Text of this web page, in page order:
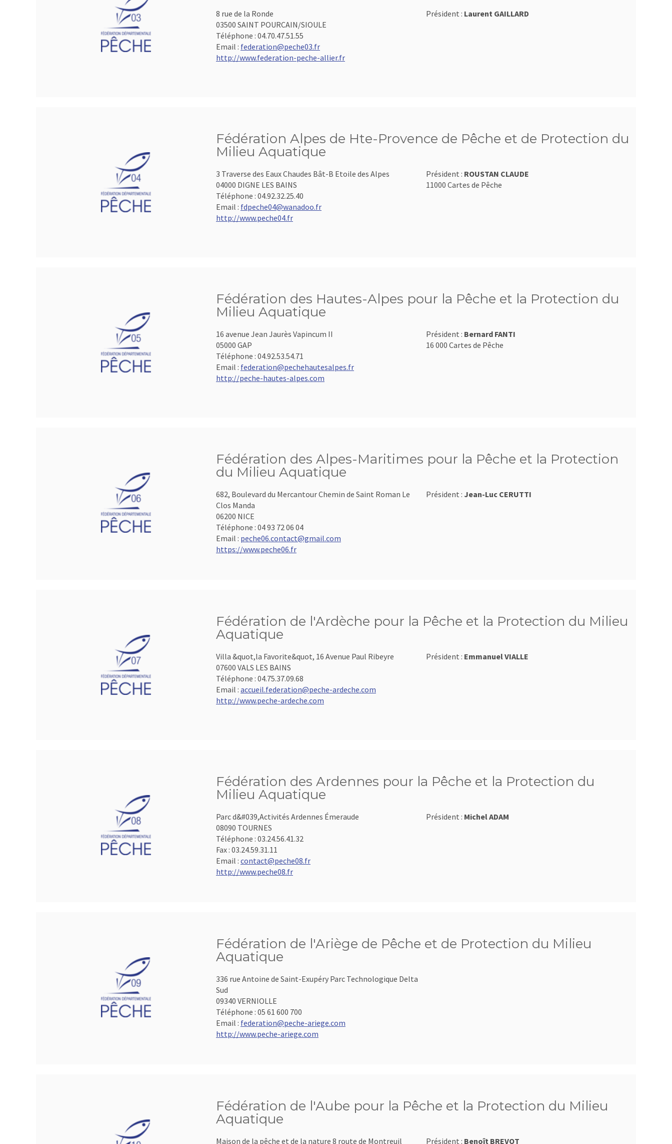
8 rue de la Ronde
03500 SAINT POURCAIN/SIOULE
Téléphone : 04.70.47.51.55
Email : federation@peche03.fr
http://www.federation-peche-allier.fr
Président : Laurent GAILLARD
Fédération Alpes de Hte-Provence de Pêche et de Protection du
Milieu Aquatique
3 Traverse des Eaux Chaudes Bât-B Etoile des Alpes
04000 DIGNE LES BAINS
Téléphone : 04.92.32.25.40
Email : fdpeche04@wanadoo.fr
http://www.peche04.fr
Président : ROUSTAN CLAUDE
11000 Cartes de Pêche
Fédération des Hautes-Alpes pour la Pêche et la Protection du
Milieu Aquatique
16 avenue Jean Jaurès Vapincum II
05000 GAP
Téléphone : 04.92.53.54.71
Email : federation@pechehautesalpes.fr
http://peche-hautes-alpes.com
Président : Bernard FANTI
16 000 Cartes de Pêche
Fédération des Alpes-Maritimes pour la Pêche et la Protection
du Milieu Aquatique
682, Boulevard du Mercantour Chemin de Saint Roman Le
Clos Manda
06200 NICE
Téléphone : 04 93 72 06 04
Email : peche06.contact@gmail.com
https://www.peche06.fr
Président : Jean-Luc CERUTTI
Fédération de l'Ardèche pour la Pêche et la Protection du Milieu
Aquatique
Villa &quot,la Favorite&quot, 16 Avenue Paul Ribeyre
07600 VALS LES BAINS
Téléphone : 04.75.37.09.68
Email : accueil.federation@peche-ardeche.com
http://www.peche-ardeche.com
Président : Emmanuel VIALLE
Fédération des Ardennes pour la Pêche et la Protection du
Milieu Aquatique
Parc d&#039,Activités Ardennes Émeraude
08090 TOURNES
Téléphone : 03.24.56.41.32
Fax : 03.24.59.31.11
Email : contact@peche08.fr
http://www.peche08.fr
Président : Michel ADAM
Fédération de l'Ariège de Pêche et de Protection du Milieu
Aquatique
336 rue Antoine de Saint-Exupéry Parc Technologique Delta
Sud
09340 VERNIOLLE
Téléphone : 05 61 600 700
Email : federation@peche-ariege.com
http://www.peche-ariege.com
Fédération de l'Aube pour la Pêche et la Protection du Milieu
Aquatique
Maison de la pêche et de la nature 8 route de Montreuil Président : Benoît BREVOT